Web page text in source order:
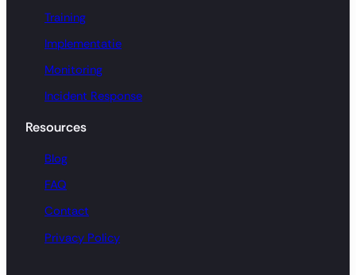
Training
Implementatie
Monitoring
Incident Response
Resources
Blog
FAQ
Contact
Privacy Policy